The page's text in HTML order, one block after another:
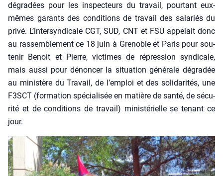
dégra­dées pour les ins­pec­teurs du tra­vail, pour­tant eux-
mêmes garants des condi­tions de tra­vail des sala­riés du
pri­vé. L’intersyndicale CGT, SUD, CNT et FSU appe­lait donc
au ras­sem­ble­ment ce 18 juin à Gre­noble et Paris pour sou­
te­nir Benoit et Pierre, vic­times de répres­sion syn­di­cale,
mais aus­si pour dénon­cer la situa­tion géné­rale dégra­dée
au minis­tère du Tra­vail, de l’emploi et des soli­da­ri­tés, une
F3SCT (for­ma­tion spé­cia­li­sée en matière de san­té, de sécu­
ri­té et de condi­tions de tra­vail) minis­té­rielle se tenant ce
jour.